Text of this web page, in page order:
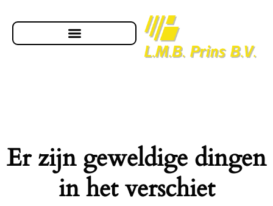
Er zijn geweldige dingen
in het verschiet